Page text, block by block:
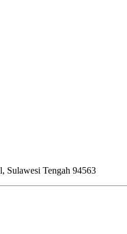
Sulawesi Tengah 94563